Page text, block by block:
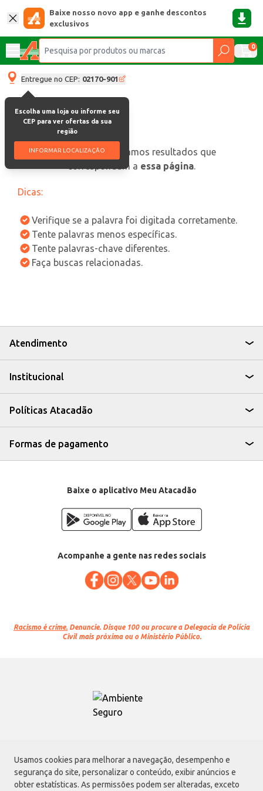
Usamos cookies para melhorar a navegação, desempenho e
segurança do site, personalizar o conteúdo, exibir anúncios e
obter estatísticas. As permissões podem ser alteradas, exceto
Baixe nosso novo app e ganhe descontos
exclusivos
0
Entregue no CEP: 02170-901
Escolha uma loja ou informe seu
CEP para ver ofertas da sua
região
INFORMAR LOCALIZAÇÃO
oops, não encontramos resultados que
correspondam a essa página.
Dicas:
Verifique se a palavra foi digitada corretamente.
Tente palavras menos específicas.
Tente palavras-chave diferentes.
Faça buscas relacionadas.
Atendimento
Institucional
Políticas Atacadão
Formas de pagamento
Baixe o aplicativo Meu Atacadão
Acompanhe a gente nas redes sociais
Racismo é crime. Denuncie. Disque 100 ou procure a Delegacia de Polícia
Civil mais próxima ou o Ministério Público.
Atacadão S.A.
Avenida Morvan Dias de Figueiredo, 6169, Vila Maria, São Paulo - SP | CEP
02170-901 | CNPJ: 75.315.333/0001-09